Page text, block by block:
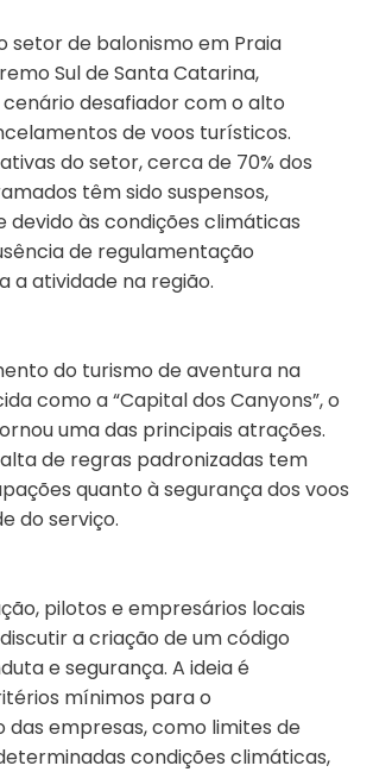
setor de balonismo em Praia
Sul de Santa Catarina,
desafiador com o alto
de voos turísticos.
do setor, cerca de 70% dos
têm sido suspensos,
às condições climáticas
de regulamentação
a atividade na região.
do turismo de aventura na
como a “Capital dos Canyons”, o
uma das principais atrações.
de regras padronizadas tem
quanto à segurança dos voos
do serviço.
pilotos e empresários locais
a criação de um código
e segurança. A ideia é
mínimos para o
das empresas, como limites de
condições climáticas,